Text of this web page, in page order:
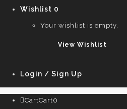
Wishlist 0
Your wishlist is empty.
View Wishlist
Login / Sign Up
CartCart0